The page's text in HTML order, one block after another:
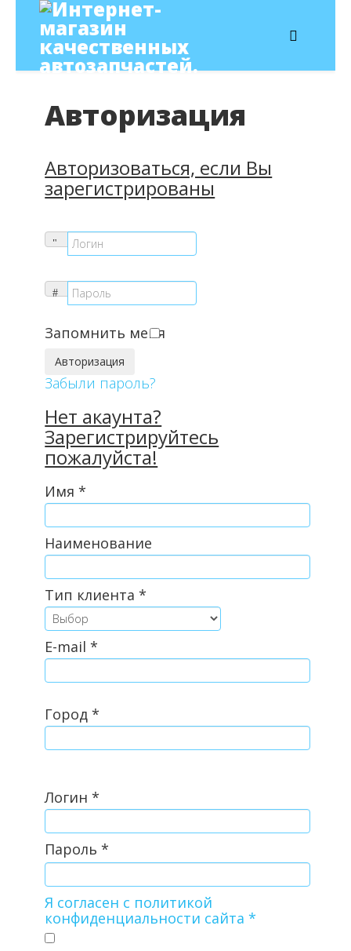
Авторизация
Авторизоваться, если Вы
зарегистрированы
Запомнить меня
Забыли пароль?
Нет акаунта?
Зарегистрируйтесь
пожалуйста!
Имя*
Наименование
Тип клиента*
E-mail*
Город*
Логин*
Пароль*
Я согласен с политикой
конфиденциальности сайта*